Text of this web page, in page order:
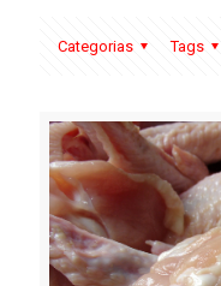
Categorias Tags